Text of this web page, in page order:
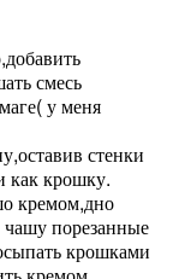
смесь
у меня
стенки
как крошку.
кремом,дно
чашу порезанные
крошками